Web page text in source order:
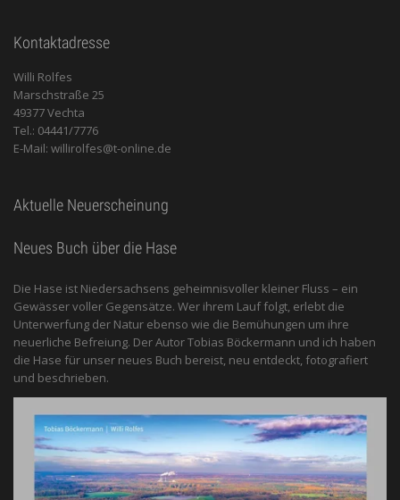
Kontaktadresse
Willi Rolfes
Marschstraße 25
49377 Vechta
Tel.: 04441/7776
E-Mail: willirolfes@t-online.de
Aktuelle Neuerscheinung
Neues Buch über die Hase
Die Hase ist Niedersachsens geheimnisvoller kleiner Fluss – ein
Gewässer voller Gegensätze. Wer ihrem Lauf folgt, erlebt die
Unterwerfung der Natur ebenso wie die Bemühungen um ihre
neuerliche Befreiung. Der Autor Tobias Böckermann und ich haben
die Hase für unser neues Buch bereist, neu entdeckt, fotografiert
und beschrieben.